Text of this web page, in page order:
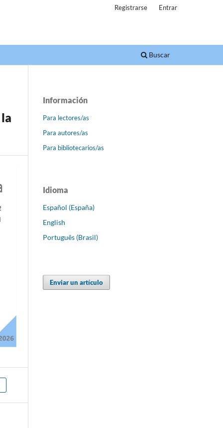
Buscar
Registrarse Entrar
Información
Para lectores/as
Para autores/as
Para bibliotecarios/as
Idioma
Español (España)
English
Português (Brasil)
Enviar un artículo